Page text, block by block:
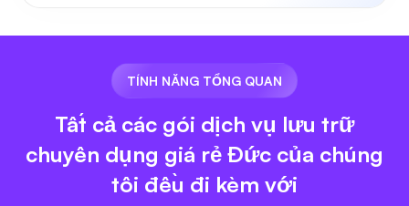
TÍNH NĂNG TỔNG QUAN
Tất cả các gói dịch vụ lưu trữ
chuyên dụng giá rẻ Đức của chúng
tôi đều đi kèm với